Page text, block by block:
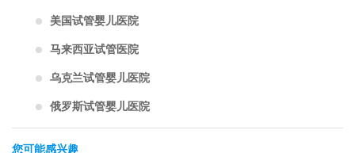
美国试管婴儿医院
马来西亚试管医院
乌克兰试管婴儿医院
俄罗斯试管婴儿医院
您可能感兴趣